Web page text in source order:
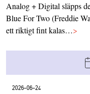
Analog + Digital släpps
Blue For Two (Freddie
ett riktigt fint kalas…>
2026-06-24